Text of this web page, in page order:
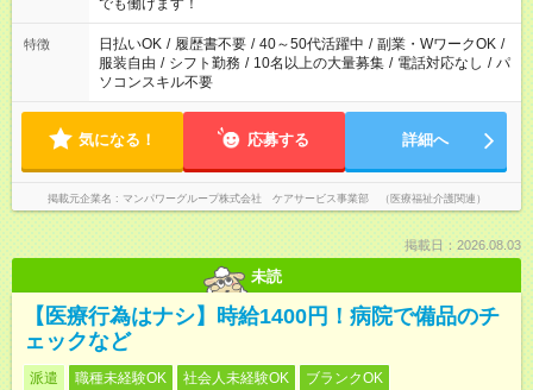
短時間・短期間の就業はご案内が難しい場合があります
でも働けます！
特徴 日払いOK / 履歴書不要 / 40～50代活躍中 / 副業・WワークOK /
服装自由 / シフト勤務 / 10名以上の大量募集 / 電話対応なし / パ
ソコンスキル不要
気になる！ 応募する 詳細へ
掲載元企業名 マンパワーグループ株式会社 ケアサービス事業部 （医療福祉介護関連）
掲載日：2026.08.03
未読
【医療行為はナシ】時給1400円！病院で備品のチ
ェックなど
派遣 職種未経験OK 社会人未経験OK
ブランクOK